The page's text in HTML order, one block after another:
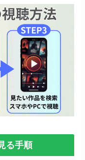
る手順